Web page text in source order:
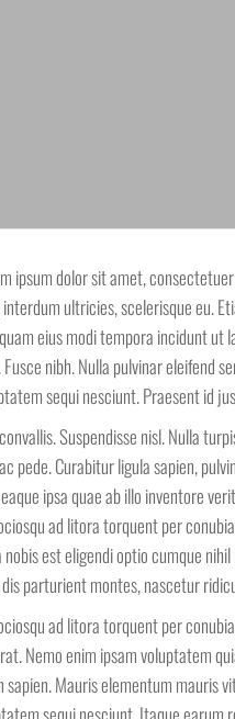
ipsum dolor sit amet,
ultricies, scelerisque eu.
eius modi tempora incidunt ut
nibh. Nulla pulvinar eleifend
sequi nesciunt. Praesent id
Suspendisse nisl. Nulla
pede. Curabitur ligula sapien,
ipsa quae ab illo inventore
ad litora torquent per
est eligendi optio cumque
parturient montes, nascetur
ad litora torquent per
Nemo enim ipsam voluptatem
sapien. Mauris elementum